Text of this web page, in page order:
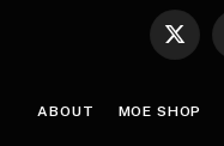
X
ABOUT MOE SHOP